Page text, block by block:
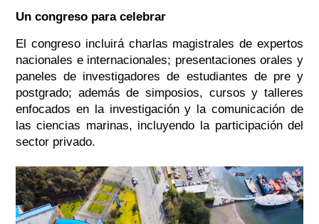
Un congreso para celebrar
El congreso incluirá charlas magistrales de expertos
nacionales e internacionales; presentaciones orales y
paneles de investigadores de estudiantes de pre y
postgrado; además de simposios, cursos y talleres
enfocados en la investigación y la comunicación de
las ciencias marinas, incluyendo la participación del
sector privado.